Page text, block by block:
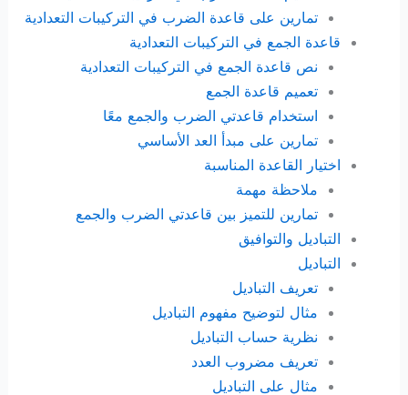
تمارين على قاعدة الضرب في التركيبات التعدادية
قاعدة الجمع في التركيبات التعدادية
نص قاعدة الجمع في التركيبات التعدادية
تعميم قاعدة الجمع
استخدام قاعدتي الضرب والجمع معًا
تمارين على مبدأ العد الأساسي
اختيار القاعدة المناسبة
ملاحظة مهمة
تمارين للتميز بين قاعدتي الضرب والجمع
التباديل والتوافيق
التباديل
تعريف التباديل
مثال لتوضيح مفهوم التباديل
نظرية حساب التباديل
تعريف مضروب العدد
مثال على التباديل